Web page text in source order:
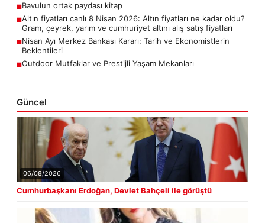
■Bavulun ortak paydası kitap
■Altın fiyatları canlı 8 Nisan 2026: Altın fiyatları ne kadar oldu?
Gram, çeyrek, yarım ve cumhuriyet altını alış satış fiyatları
■Nisan Ayı Merkez Bankası Kararı: Tarih ve Ekonomistlerin
Beklentileri
■Outdoor Mutfaklar ve Prestijli Yaşam Mekanları
Güncel
06/08/2026
Cumhurbaşkanı Erdoğan, Devlet Bahçeli ile görüştü